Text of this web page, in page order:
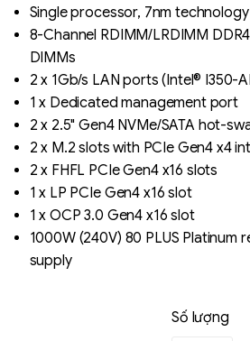
Single processor, 7nm technology
8-Channel RDIMM/LRDIMM
DIMMs
2 x 1Gb/s LAN ports (Intel® I350-
1 x Dedicated management port
2 x 2.5" Gen4 NVMe/SATA hot-
2 x M.2 slots with PCIe Gen4 x4
2 x FHFL PCIe Gen4 x16 slots
1 x LP PCIe Gen4 x16 slot
1 x OCP 3.0 Gen4 x16 slot
1000W (240V) 80 PLUS Platinum
supply
Số lượng
Liên hệ
SK hynix - DRAM